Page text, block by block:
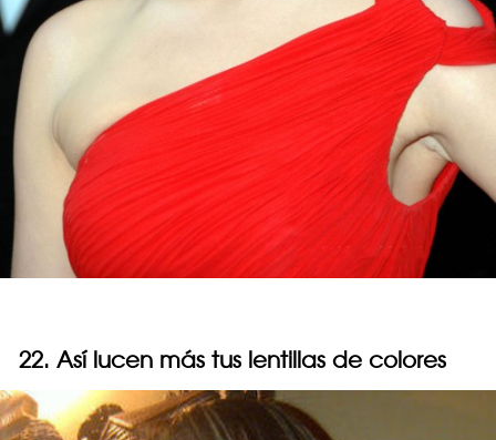
22. Así lucen más tus lentillas de colores